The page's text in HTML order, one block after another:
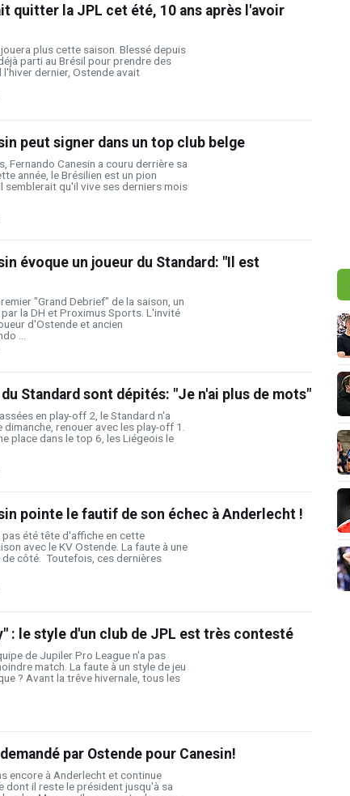
quitter la JPL cet été, 10 ans après l'avoir
plus cette saison. Blessé depuis
parti au Brésil pour prendre des
l'hiver dernier, Ostende avait
peut signer dans un top club belge
Fernando Canesin a couru derrière sa
année, le Brésilien est un pion
semblerait qu'il vive ses derniers mois
évoque un joueur du Standard: "Il est
"Grand Debrief" de la saison, un
la DH et Proximus Sports. L'invité
d'Ostende et ancien
...
Standard sont dépités: "Je n'ai plus de mots"
en play-off 2, le Standard n'a
renouer avec les play-off 1.
place dans le top 6, les Liégeois le
pointe le fautif de son échec à Anderlecht !
pas été tête d'affiche en cette
avec le KV Ostende. La faute à une
de côté. Toutefois, ces dernières
: le style d'un club de JPL est très contesté
de Jupiler Pro League n'a pas
match. La faute à un style de jeu
? Avant la trêve hivernale, tous les
par Ostende pour Canesin!
encore à Anderlecht et continue
dont il reste le président jusqu'à sa